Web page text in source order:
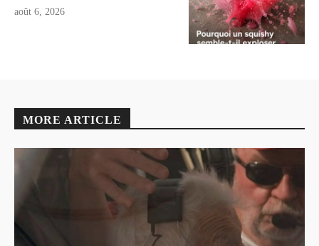
août 6, 2026
MORE ARTICLE